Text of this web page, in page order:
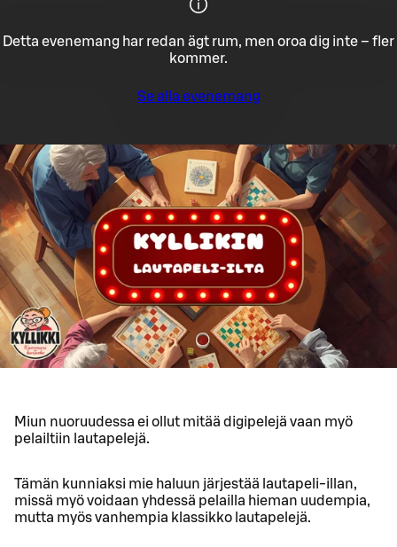
Detta evenemang har redan ägt rum, men oroa dig inte – fler
kommer.
Se alla evenemang
Miun nuoruudessa ei ollut mitää digipelejä vaan myö
pelailtiin lautapelejä.
Tämän kunniaksi mie haluun järjestää lautapeli-illan,
missä myö voidaan yhdessä pelailla hieman uudempia,
mutta myös vanhempia klassikko lautapelejä.